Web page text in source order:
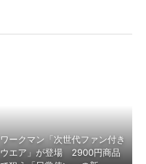
ワークマン「次世代ファン付き
ウエア」が登場 2900円商品